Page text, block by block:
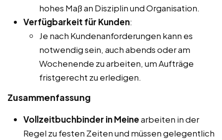
hohes Maß an Disziplin und Organisation.
Verfügbarkeit für Kunden:
Je nach Kundenanforderungen kann es
notwendig sein, auch abends oder am
Wochenende zu arbeiten, um Aufträge
fristgerecht zu erledigen.
Zusammenfassung
Vollzeitbuchbinder in Meinearbeiten in der
Regel zu festen Zeiten und müssen gelegentlich